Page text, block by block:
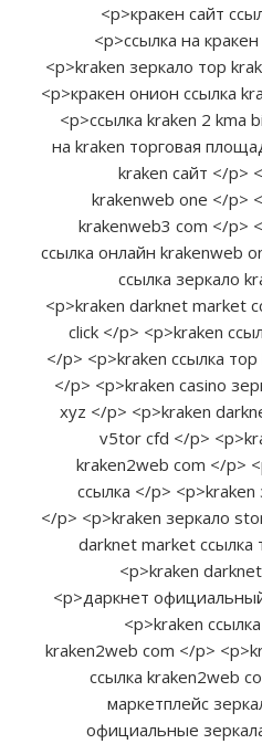
<p>кракен
<p>ссылка
<p>kraken зеркало
<p>кракен онион
<p>ссылка kraken
на kraken
kraken
krakenweb
krakenweb3
ссылка онлайн
ссылка
<p>kraken darknet
click </p>
</p> <p>kraken
</p> <p>kraken
xyz </p>
v5tor cfd </
kraken2web
ссылка </p>
</p> <p>kraken
darknet market
<p>даркнет
kraken2web com </
ссылка
официальные